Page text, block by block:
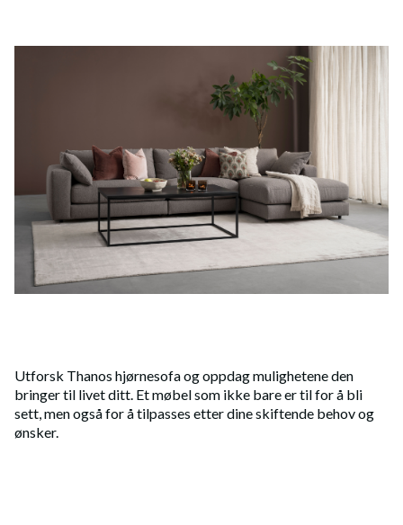
Utforsk Thanos hjørnesofa og oppdag mulighetene den
bringer til livet ditt. Et møbel som ikke bare er til for å bli
sett, men også for å tilpasses etter dine skiftende behov og
ønsker.